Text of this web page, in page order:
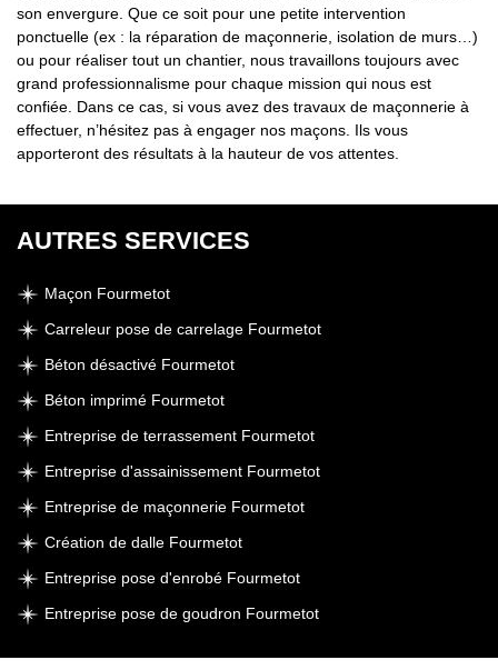
son envergure. Que ce soit pour une petite intervention
ponctuelle (ex : la réparation de maçonnerie, isolation de murs…)
ou pour réaliser tout un chantier, nous travaillons toujours avec
grand professionnalisme pour chaque mission qui nous est
confiée. Dans ce cas, si vous avez des travaux de maçonnerie à
effectuer, n’hésitez pas à engager nos maçons. Ils vous
apporteront des résultats à la hauteur de vos attentes.
AUTRES SERVICES
Maçon Fourmetot
Carreleur pose de carrelage Fourmetot
Béton désactivé Fourmetot
Béton imprimé Fourmetot
Entreprise de terrassement Fourmetot
Entreprise d'assainissement Fourmetot
Entreprise de maçonnerie Fourmetot
Création de dalle Fourmetot
Entreprise pose d'enrobé Fourmetot
Entreprise pose de goudron Fourmetot